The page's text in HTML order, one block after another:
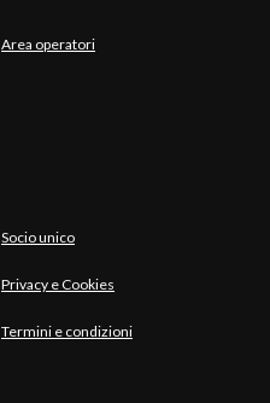
Area operatori
Socio unico
Privacy e Cookies
Termini e condizioni